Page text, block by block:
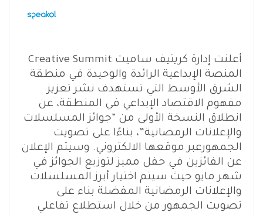
أعلنت إدارة كريتيف ساميت Creative Summit
المنصة الإبداعية الرائدة والوحيدة في منطقة
الشرق الأوسط التي تستهدف نشر تعزيز
مفهوم الاقتصاد الإبداعي في المنطقة، عن
انطلاق النسخة الأولى من “جوائز المسلسلات
والإعلانات الرمضانية”، بناءًا على تصويت
الجمهورعبر موقعها الالكتروني. وسيتم الإعلان
عن الفائزين في حفل مميز لتوزيع الجوائز في
شهر مايو حيث سيتم اختيار أبرز المسلسلات
والإعلانات الرمضانية المفضلة بناء على
تصويت الجمهور من خلال استطلاع تفاعلي